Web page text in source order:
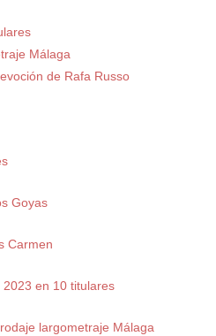
Málaga
de Rafa Russo
Goyas
Carmen
2023 en 10 titulares
largometraje Málaga